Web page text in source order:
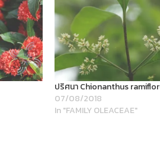
ปริศนา Chionanthus
07/08/2018
In "FAMILY OLEACEAE"